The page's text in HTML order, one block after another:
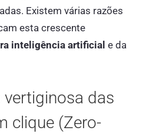
Existem várias razões
esta crescente
inteligência artificial e da
vertiginosa das
clique (Zero-